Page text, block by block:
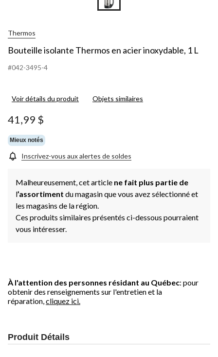
Thermos
Bouteille isolante Thermos en acier inoxydable, 1 L
#042-3495-4
Voir détails du produit Objets similaires
41,99 $
Mieux notés
Inscrivez-vous aux alertes de soldes
Malheureusement, cet article ne fait plus partie de
l’assortiment du magasin que vous avez sélectionné et
les magasins de la région.
Ces produits similaires présentés ci-dessous pourraient
vous intéresser.
À l'attention des personnes résidant au Québec: pour
obtenir des renseignements sur l'entretien et la
réparation, cliquez ici.
Produit Détails